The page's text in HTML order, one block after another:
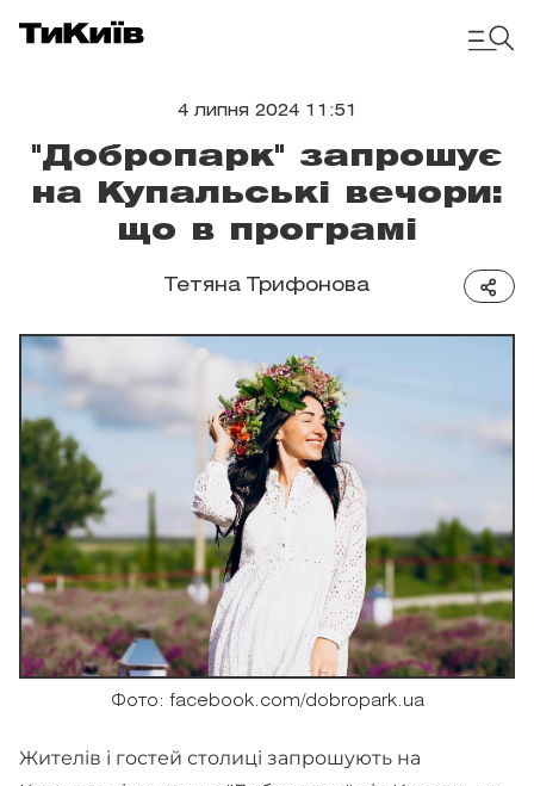
4 липня 2024 11:51
"Добропарк" запрошує
на Купальські вечори:
що в програмі
Тетяна Трифонова
Фото: facebook.com/dobropark.ua
Жителів і гостей столиці запрошують на